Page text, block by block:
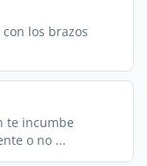
los brazos
te incumbe
o no ...